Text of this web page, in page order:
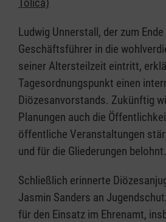
Ludwig Unnerstall, der zum
Geschäftsführer in die
seiner Altersteilzeit eintritt,
Tagesordnungspunkt einen
Diözesanvorstands. Zukünftig
Planungen auch die
öffentliche Veranstaltungen
und für die Gliederungen belohnt.
Schließlich erinnerte
Jasmin Sanders an
für den Einsatz im Ehrenamt,